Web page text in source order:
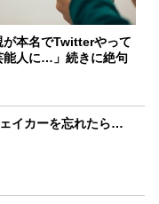
が本名でTwitterやって
能人に…」続きに絶句
イカーを忘れたら…